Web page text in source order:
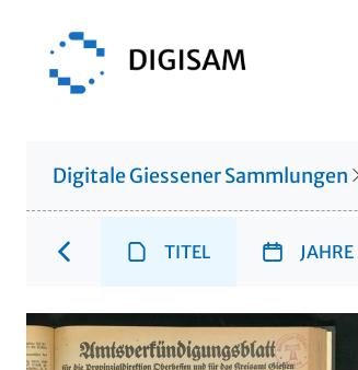
Digitale Giessener Sammlungen
TITEL JAHRE